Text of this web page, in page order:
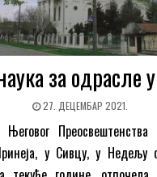
за одрасле
27. ДЕЦЕМБАР 2021.
Преосвештенства
у Сивцу, у Недељу